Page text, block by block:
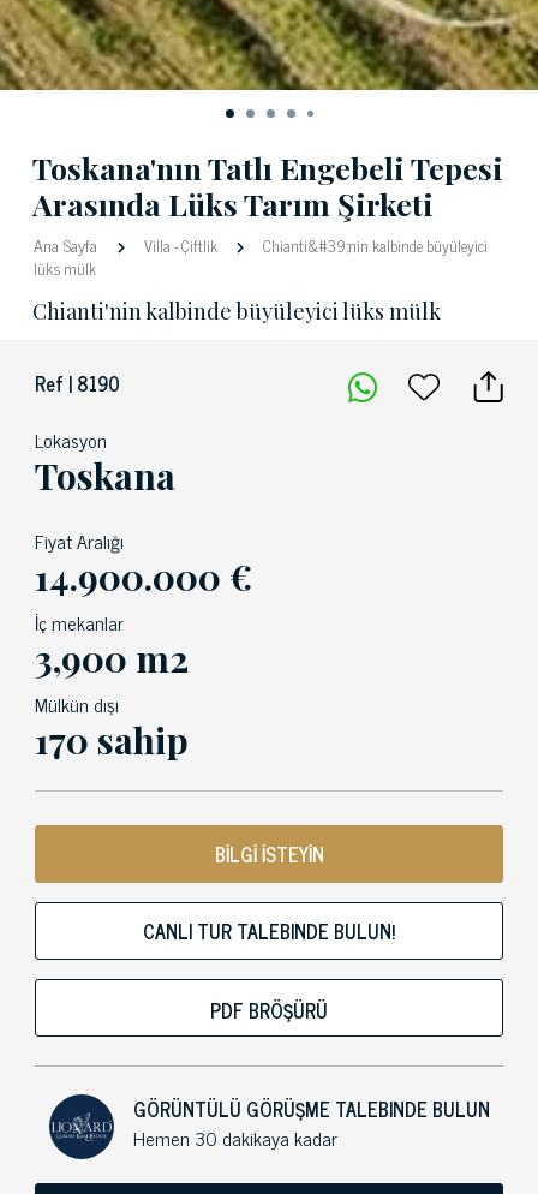
Toskana'nın Tatlı Engebeli Tepesi
Arasında Lüks Tarım Şirketi
Ana Sayfa Villa-Çiftlik
Chianti&#39;nin kalbinde büyüleyici
lüks mülk
Chianti'nin kalbinde büyüleyici lüks mülk
Ref | 8190
Lokasyon
Toskana
Fiyat Aralığı
14.900.000 €
İç mekanlar
3,900 m2
Mülkün dışı
170 sahip
BİLGİ İSTEYİN
CANLI TUR TALEBINDE BULUN!
PDF BRÖŞÜRÜ
GÖRÜNTÜLÜ GÖRÜŞME TALEBINDE BULUN
Hemen 30 dakikaya kadar